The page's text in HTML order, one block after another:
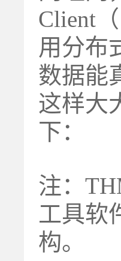
Client
用分布
数据能
这样大
下：
注：
工具软
构。